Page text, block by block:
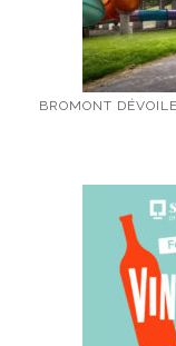
BROMONT